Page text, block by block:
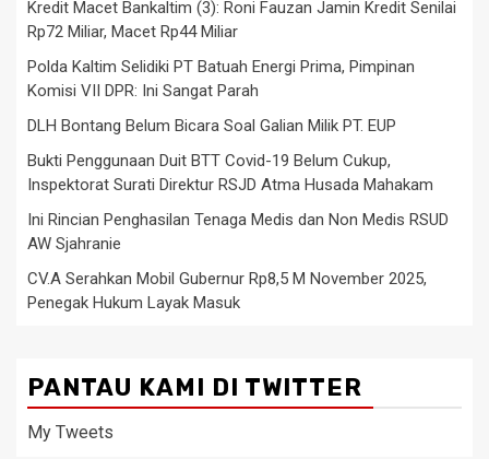
Kredit Macet Bankaltim (3): Roni Fauzan Jamin Kredit Senilai
Rp72 Miliar, Macet Rp44 Miliar
Polda Kaltim Selidiki PT Batuah Energi Prima, Pimpinan
Komisi VII DPR: Ini Sangat Parah
DLH Bontang Belum Bicara Soal Galian Milik PT. EUP
Bukti Penggunaan Duit BTT Covid-19 Belum Cukup,
Inspektorat Surati Direktur RSJD Atma Husada Mahakam
Ini Rincian Penghasilan Tenaga Medis dan Non Medis RSUD
AW Sjahranie
CV.A Serahkan Mobil Gubernur Rp8,5 M November 2025,
Penegak Hukum Layak Masuk
PANTAU KAMI DI TWITTER
My Tweets